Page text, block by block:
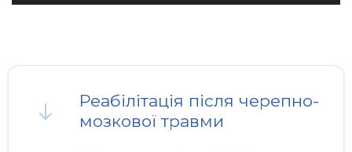
Реабілітація після черепно-
мозкової травми